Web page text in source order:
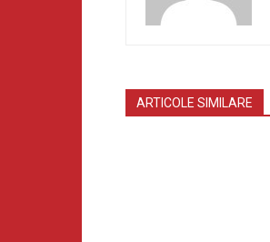
ARTICOLE SIMILARE